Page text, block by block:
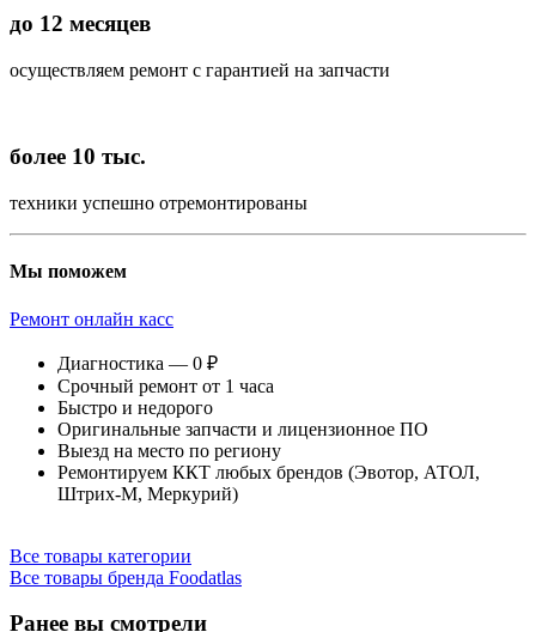
до 12 месяцев
осуществляем ремонт с гарантией на запчасти
более 10 тыс.
техники успешно отремонтированы
Мы поможем
Ремонт онлайн касс
Диагностика — 0 ₽
Срочный ремонт от 1 часа
Быстро и недорого
Оригинальные запчасти и лицензионное ПО
Выезд на место по региону
Ремонтируем ККТ любых брендов (Эвотор, АТОЛ,
Штрих-М, Меркурий)
Все товары категории
Все товары бренда Foodatlas
Ранее вы смотрели